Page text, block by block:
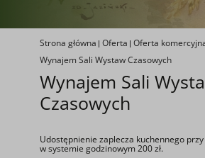
Strona główna Oferta Oferta
Wynajem Sali Wystaw Czasowych
Wynajem Sali
Czasowych
Udostępnienie zaplecza kuchennego
w systemie godzinowym 200 zł.